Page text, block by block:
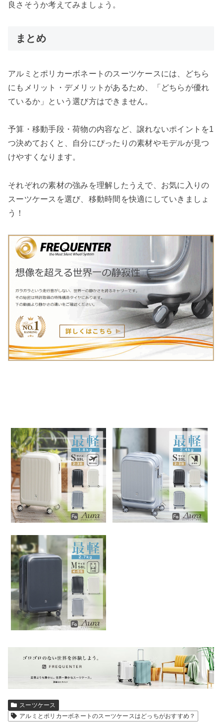
良さそうか考えてみましょう。
まとめ
アルミとポリカーボネートのスーツケースには、どちら
にもメリット・デメリットがあるため、「どちらが優れ
ているか」という選び方はできません。
予算・移動手段・荷物の内容など、譲れないポイントを1
つ決めておくと、自分にぴったりの素材やモデルが見つ
けやすくなります。
それぞれの素材の強みを理解したうえで、お気に入りの
スーツケースを選び、移動時間を快適にしていきましょ
う！
スーツケース
アルミとポリカーボネートのスーツケースはどっちがおすすめ？